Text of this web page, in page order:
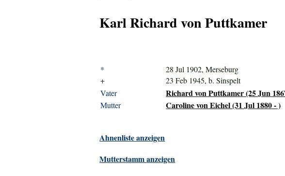
Karl Richard von Puttkamer
*
28 Jul 1902, Merseburg
+
23 Feb 1945, b. Sinspelt
Vater
Richard von Puttkamer (25 Jun
Mutter Caroline von Eichel (31 Jul 1880 - )
Ahnenliste anzeigen
Mutterstamm anzeigen